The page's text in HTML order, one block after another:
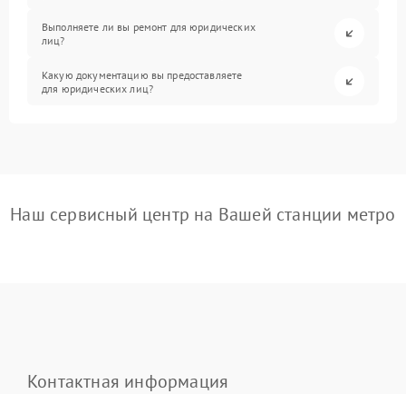
Выполняете ли вы ремонт для юридических
лиц?
Какую документацию вы предоставляете
для юридических лиц?
Наш сервисный центр на Вашей станции метро
Контактная информация